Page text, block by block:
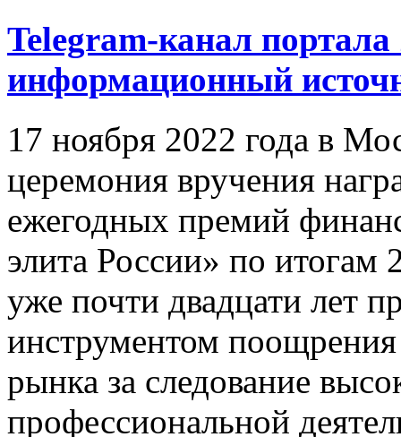
Telegram-канал
информационный
17 ноября 2022 года в
церемония вручения
ежегодных премий
элита России» по итогам
уже почти двадцати лет
инструментом
рынка за следование
профессиональной